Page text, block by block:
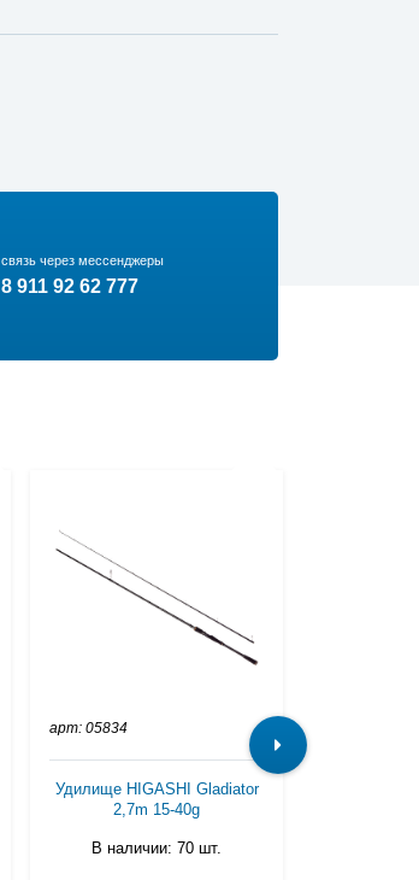
связь через мессенджеры
8 911 92 62 777
арт: 05834
Удилище HIGASHI Gladiator
2,7m 15-40g
В наличии: 70 шт.